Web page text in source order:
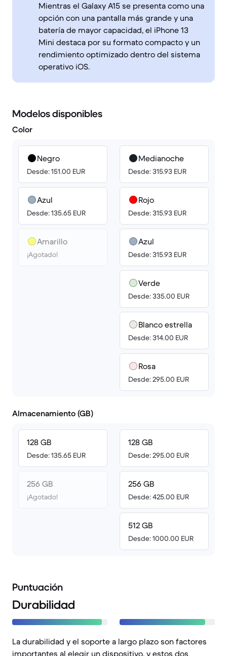
Mientras el Galaxy A15 se presenta como una
opción con una pantalla más grande y una
batería de mayor capacidad, el iPhone 13
Mini destaca por su formato compacto y un
rendimiento optimizado dentro del sistema
operativo iOS.
Modelos disponibles
Color
Negro
Desde: 151.00 EUR
Azul
Desde: 135.65 EUR
Amarillo
¡Agotado!
Medianoche
Desde: 315.93 EUR
Rojo
Desde: 315.93 EUR
Azul
Desde: 315.93 EUR
Verde
Desde: 335.00 EUR
Blanco estrella
Desde: 314.00 EUR
Rosa
Desde: 295.00 EUR
Almacenamiento (GB)
128 GB
Desde: 135.65 EUR
256 GB
¡Agotado!
128 GB
Desde: 295.00 EUR
256 GB
Desde: 425.00 EUR
512 GB
Desde: 1000.00 EUR
Puntuación
Durabilidad
La durabilidad y el soporte a largo plazo son factores
importantes al elegir un dispositivo, y estos dos